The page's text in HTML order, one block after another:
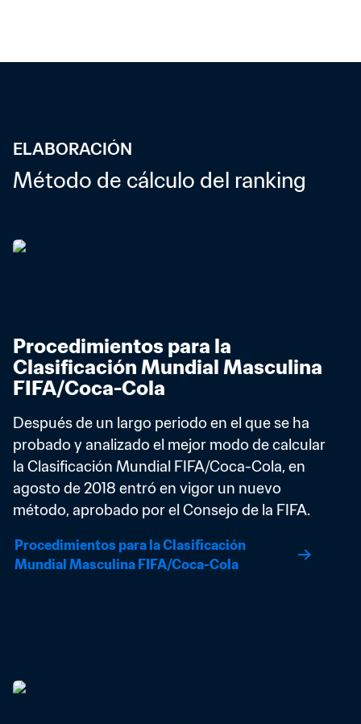
ELABORACIÓN
Método de cálculo del ranking
Procedimientos para la
Clasificación Mundial Masculina
FIFA/Coca-Cola
Después de un largo periodo en el que se ha
probado y analizado el mejor modo de calcular
la Clasificación Mundial FIFA/Coca-Cola, en
agosto de 2018 entró en vigor un nuevo
método, aprobado por el Consejo de la FIFA.
Procedimientos para la Clasificación
Mundial Masculina FIFA/Coca-Cola